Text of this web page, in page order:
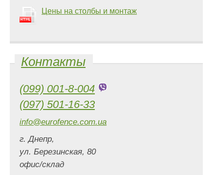
Цены на столбы и монтаж
Контакты
(099) 001-8-004
(097) 501-16-33
info@eurofence.com.ua
г. Днепр,
ул. Березинская, 80
офис/склад